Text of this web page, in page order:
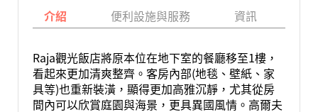
介紹 便利設施與服務 資訊
Raja觀光飯店將原本位在地下室的餐廳移至1樓，
看起來更加清爽整齊。客房內部(地毯、壁紙、家
具等)也重新裝潢，顯得更加高雅沉靜，尤其從房
間內可以欣賞庭園與海景，更具異國風情。高爾夫